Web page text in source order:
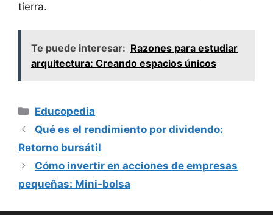
tierra.
Te puede interesar: Razones para estudiar
arquitectura: Creando espacios únicos
Categorías
Educopedia
Qué es el rendimiento por dividendo:
Retorno bursátil
Cómo invertir en acciones de empresas
pequeñas: Mini-bolsa